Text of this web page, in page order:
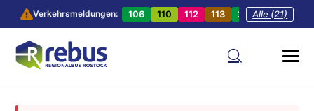
Verkehrsmeldungen: 106 110 112 113 201 202
Alle (21)